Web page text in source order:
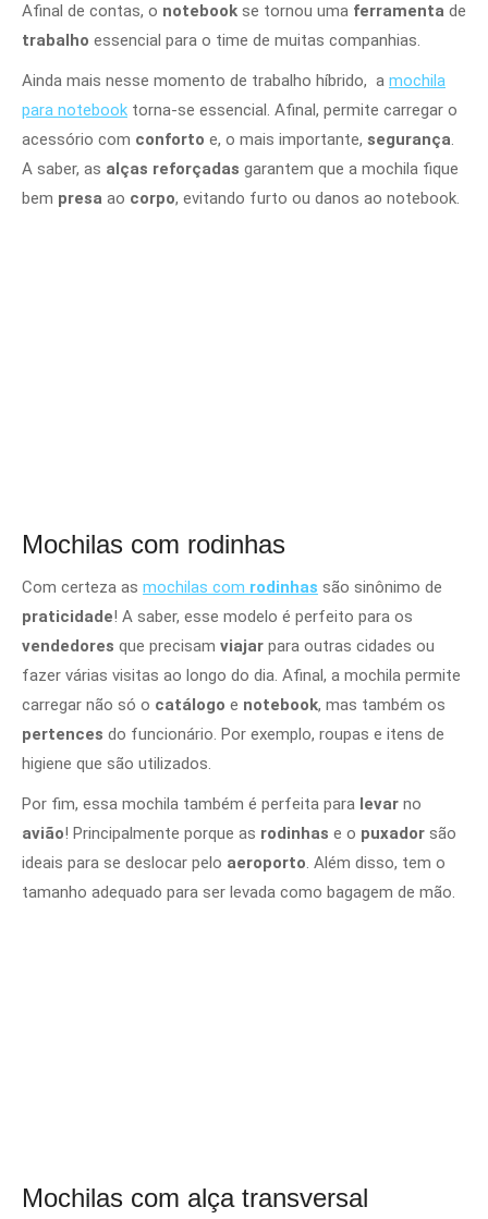
Afinal de contas, o notebook se tornou uma ferramenta de
trabalho essencial para o time de muitas companhias.
Ainda mais nesse momento de trabalho híbrido, a mochila
para notebook torna-se essencial. Afinal, permite carregar o
acessório com conforto e, o mais importante, segurança.
A saber, as alças reforçadas garantem que a mochila fique
bem presa ao corpo, evitando furto ou danos ao notebook.
Mochilas com rodinhas
Com certeza as mochilas com rodinhas são sinônimo de
praticidade! A saber, esse modelo é perfeito para os
vendedores que precisam viajar para outras cidades ou
fazer várias visitas ao longo do dia. Afinal, a mochila permite
carregar não só o catálogo e notebook, mas também os
pertences do funcionário. Por exemplo, roupas e itens de
higiene que são utilizados.
Por fim, essa mochila também é perfeita para levar no
avião! Principalmente porque as rodinhas e o puxador são
ideais para se deslocar pelo aeroporto. Além disso, tem o
tamanho adequado para ser levada como bagagem de mão.
Mochilas com alça transversal